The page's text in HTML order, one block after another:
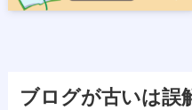
ブログが古いは誤